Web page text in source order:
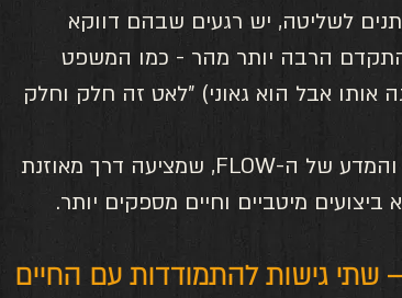
לשליטה, יש רגעים שבהם דווקא
הרבה יותר מהר - כמו המשפט
אותו אבל הוא גאוני) ״לאט זה חלק וחלק
כאן נכנסת לתמונה הפילוסופיה והמדע של ה-FLOW, שמציעה דרך מאוזנת
ביצועים מיטביים וחיים מספקים יותר.
– שתי גישות להתמודדות עם החיים